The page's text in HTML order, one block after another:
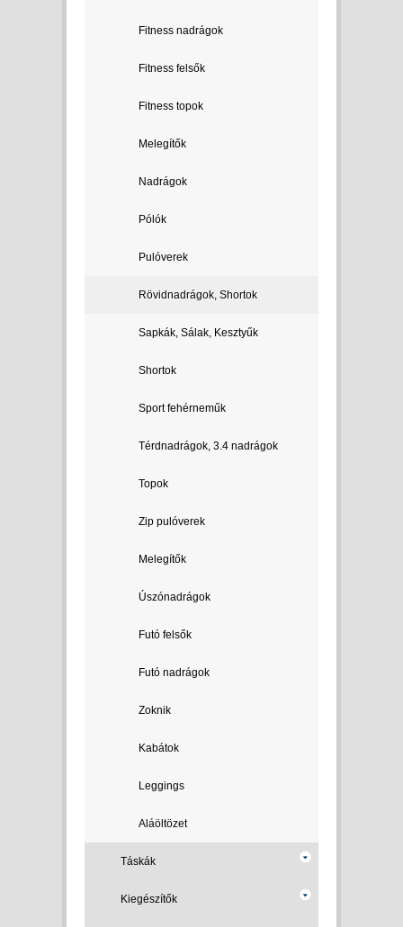
Fitness nadrágok
Fitness felsők
Fitness topok
Melegítők
Nadrágok
Pólók
Pulóverek
Rövidnadrágok, Shortok
Sapkák, Sálak, Kesztyűk
Shortok
Sport fehérneműk
Térdnadrágok, 3.4 nadrágok
Topok
Zip pulóverek
Melegítők
Úszónadrágok
Futó felsők
Futó nadrágok
Zoknik
Kabátok
Leggings
Aláöltözet
Táskák
Kiegészítők